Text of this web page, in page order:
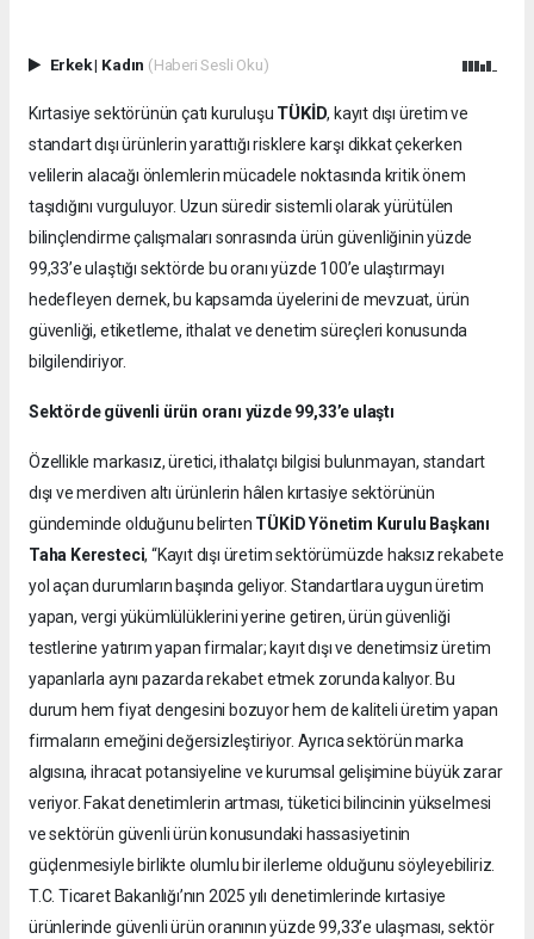
Erkek| Kadın (Haberi Sesli Oku)
Kırtasiye sektörünün çatı kuruluşu TÜKİD, kayıt dışı üretim ve
standart dışı ürünlerin yarattığı risklere karşı dikkat çekerken
velilerin alacağı önlemlerin mücadele noktasında kritik önem
taşıdığını vurguluyor. Uzun süredir sistemli olarak yürütülen
bilinçlendirme çalışmaları sonrasında ürün güvenliğinin yüzde
99,33’e ulaştığı sektörde bu oranı yüzde 100’e ulaştırmayı
hedefleyen dernek, bu kapsamda üyelerini de mevzuat, ürün
güvenliği, etiketleme, ithalat ve denetim süreçleri konusunda
bilgilendiriyor.
Sektörde güvenli ürün oranı yüzde 99,33’e ulaştı
Özellikle markasız, üretici, ithalatçı bilgisi bulunmayan, standart
dışı ve merdiven altı ürünlerin hâlen kırtasiye sektörünün
gündeminde olduğunu belirten TÜKİD Yönetim Kurulu Başkanı
Taha Keresteci, “Kayıt dışı üretim sektörümüzde haksız rekabete
yol açan durumların başında geliyor. Standartlara uygun üretim
yapan, vergi yükümlülüklerini yerine getiren, ürün güvenliği
testlerine yatırım yapan firmalar; kayıt dışı ve denetimsiz üretim
yapanlarla aynı pazarda rekabet etmek zorunda kalıyor. Bu
durum hem fiyat dengesini bozuyor hem de kaliteli üretim yapan
firmaların emeğini değersizleştiriyor. Ayrıca sektörün marka
algısına, ihracat potansiyeline ve kurumsal gelişimine büyük zarar
veriyor. Fakat denetimlerin artması, tüketici bilincinin yükselmesi
ve sektörün güvenli ürün konusundaki hassasiyetinin
güçlenmesiyle birlikte olumlu bir ilerleme olduğunu söyleyebiliriz.
T.C. Ticaret Bakanlığı’nın 2025 yılı denetimlerinde kırtasiye
ürünlerinde güvenli ürün oranının yüzde 99,33’e ulaşması, sektör